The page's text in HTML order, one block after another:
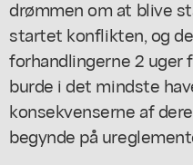
drømmen om at blive
startet konflikten, og
forhandlingerne 2 uger
burde i det mindste
konsekvenserne af
begynde på